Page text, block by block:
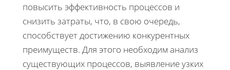
повысить эффективность процессов и
снизить затраты, что, в свою очередь,
способствует достижению конкурентных
преимуществ. Для этого необходим анализ
существующих процессов, выявление узких